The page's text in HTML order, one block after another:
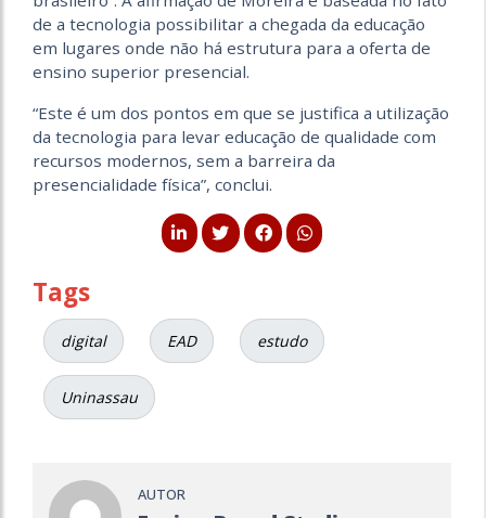
de a tecnologia possibilitar a chegada da educação
em lugares onde não há estrutura para a oferta de
ensino superior presencial.
“Este é um dos pontos em que se justifica a utilização
da tecnologia para levar educação de qualidade com
recursos modernos, sem a barreira da
presencialidade física”, conclui.
Tags
digital EAD estudo
Uninassau
AUTOR